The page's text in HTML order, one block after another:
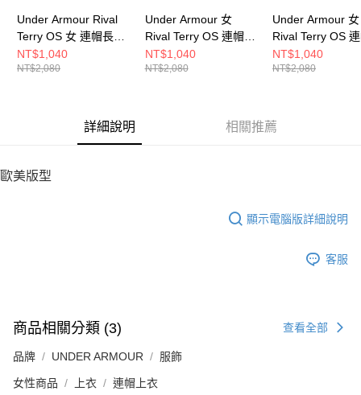
Under Armour Rival
Terry OS 女 連帽長袖
套頭衫 1382736-539
NT$1,040
NT$2,080
Under Armour 女
Rival Terry OS 連帽長
袖套頭衫 1382736-
015
NT$1,040
NT$2,080
Under Armour 女
Rival Terry OS
袖套頭衫
535
NT$1,040
NT$2,080
詳細說明 相關推薦
歐美版型
顯示電腦版詳細說明
客服
商品相關分類 (3) 查看全部
品牌 UNDER ARMOUR 服飾
女性商品 上衣 連帽上衣